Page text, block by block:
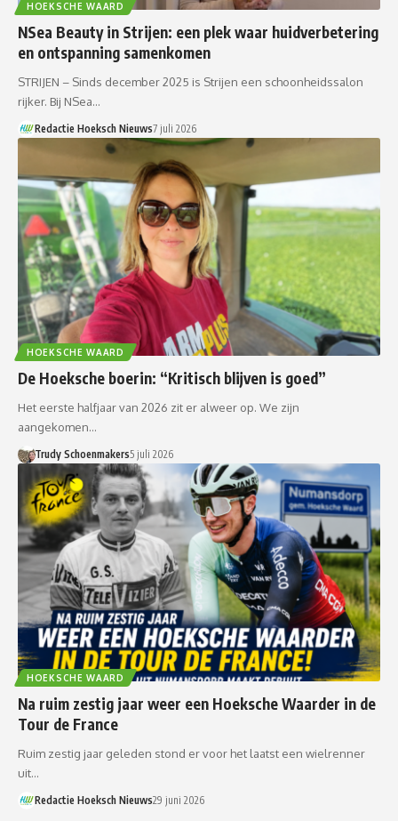
HOEKSCHE WAARD
NSea Beauty in Strijen: een plek waar huidverbetering
en ontspanning samenkomen
STRIJEN – Sinds december 2025 is Strijen een schoonheidssalon
rijker. Bij NSea…
Redactie Hoeksch Nieuws7 juli 2026
HOEKSCHE WAARD
De Hoeksche boerin: “Kritisch blijven is goed”
Het eerste halfjaar van 2026 zit er alweer op. We zijn
aangekomen…
Trudy Schoenmakers5 juli 2026
HOEKSCHE WAARD
Na ruim zestig jaar weer een Hoeksche Waarder in de
Tour de France
Ruim zestig jaar geleden stond er voor het laatst een wielrenner
uit…
Redactie Hoeksch Nieuws29 juni 2026